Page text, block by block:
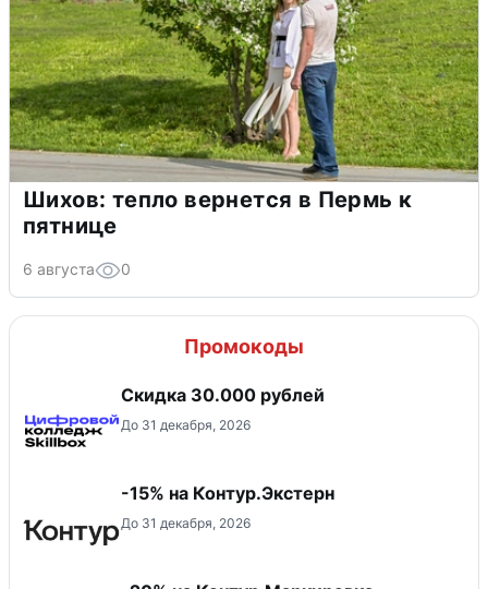
Шихов: тепло вернется в Пермь к
пятнице
6 августа 0
Промокоды
Скидка 30.000 рублей
До 31 декабря, 2026
-15% на Контур.Экстерн
До 31 декабря, 2026